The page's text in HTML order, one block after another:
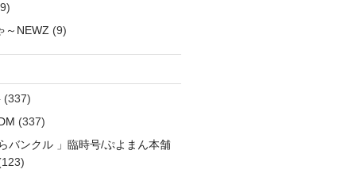
～NEWZ (9)
(337)
(337)
バンクル 」臨時号/ぷよまん本舗